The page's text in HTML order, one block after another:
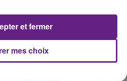
mes choix
et fermer